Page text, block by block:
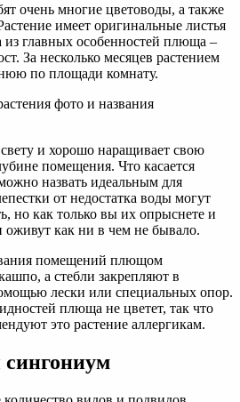
очень многие цветоводы, а также
имеет оригинальные листья
главных особенностей плюща –
За несколько месяцев растением
по площади комнату.
и хорошо наращивает свою
помещения. Что касается
назвать идеальным для
от недостатка воды могут
но как только вы их опрыснете и
оживут как ни в чем не бывало.
помещений плющом
а стебли закрепляют в
лески или специальных опор.
плюща не цветет, так что
это растение аллергикам.